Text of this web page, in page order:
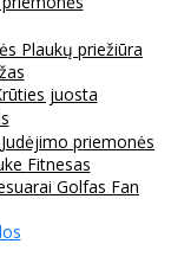
Plaukų priežiūra
juosta
Judėjimo priemonės
Fitnesas
Golfas Fan